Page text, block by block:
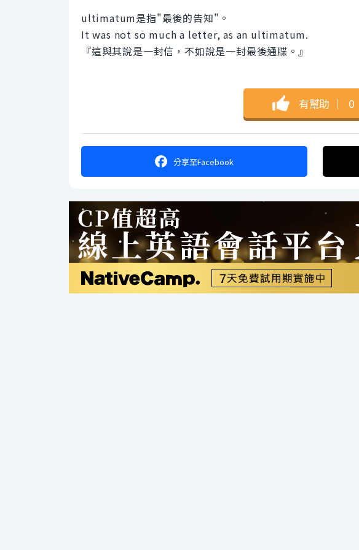
ultimatum是指"最後的告知"。
It was not so much a letter, as an ultimatum.
『這與其說是一封信，不如說是一封最後通牒。』
有幫助 ｜ 0
分享至Facebook